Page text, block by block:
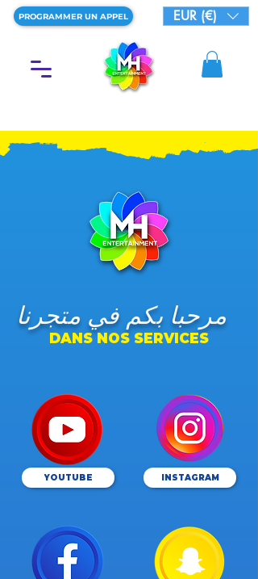
PROGRAMMER UN APPEL EUR (€)
مرحبا بكم في متجرنا
DANS NOS SERVICES
INSTAGRAM
YOUTUBE